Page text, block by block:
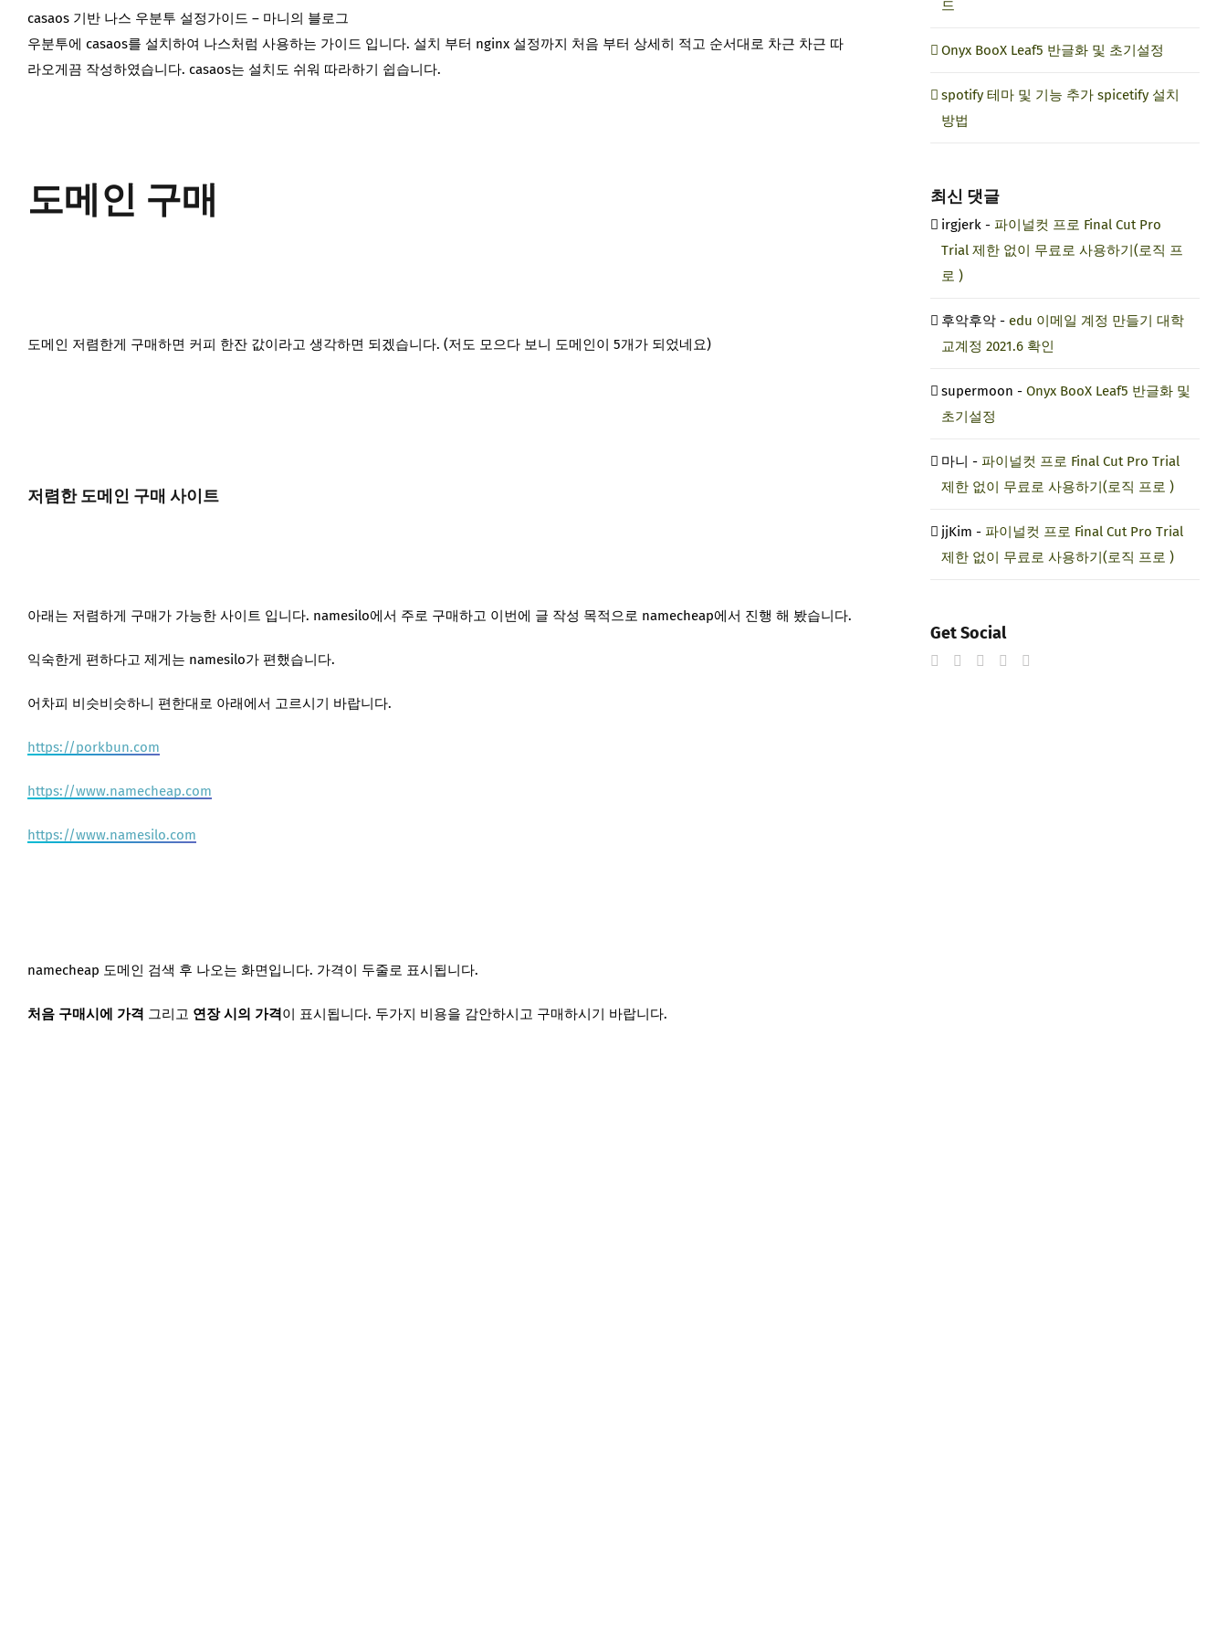
casaos 기반 나스 우분투 설정가이드 – 마니의 블로그
우분투에 casaos를 설치하여 나스처럼 사용하는 가이드 입니다. 설치 부터 nginx 설정까지 처음 부터 상세히 적고 순서대로 차근 차근 따
라오게끔 작성하였습니다. casaos는 설치도 쉬워 따라하기 쉽습니다.
도메인 구매
도메인 저렴한게 구매하면 커피 한잔 값이라고 생각하면 되겠습니다. (저도 모으다 보니 도메인이 5개가 되었네요)
저렴한 도메인 구매 사이트
아래는 저렴하게 구매가 가능한 사이트 입니다. namesilo에서 주로 구매하고 이번에 글 작성 목적으로 namecheap에서 진행 해 봤습니다.
익숙한게 편하다고 제게는 namesilo가 편했습니다.
어차피 비슷비슷하니 편한대로 아래에서 고르시기 바랍니다.
https://porkbun.com
https://www.namecheap.com
https://www.namesilo.com
namecheap 도메인 검색 후 나오는 화면입니다. 가격이 두줄로 표시됩니다.
처음 구매시에 가격 그리고 연장 시의 가격이 표시됩니다. 두가지 비용을 감안하시고 구매하시기 바랍니다.
드
Onyx BooX Leaf5 반글화 및 초기설정
spotify 테마 및 기능 추가 spicetify 설치
방법
최신 댓글
irgjerk- 파이널컷 프로 Final Cut Pro
Trial 제한 없이 무료로 사용하기(로직 프
로 )
후악후악- edu 이메일 계정 만들기 대학
교계정 2021.6 확인
supermoon - Onyx BooX Leaf5 반글화 및
초기설정
마니 - 파이널컷 프로 Final Cut Pro Trial
제한 없이 무료로 사용하기(로직 프로 )
jjKim - 파이널컷 프로 Final Cut Pro Trial
제한 없이 무료로 사용하기(로직 프로 )
Get Social